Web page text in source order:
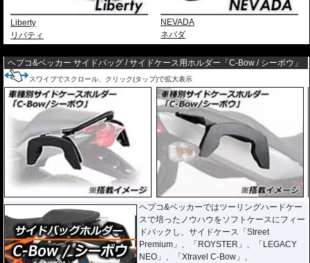
Liberty
リバティ
NEVADA
ネバダ
ヘプコ&ベッカー サイドバッグ / サイドケース用ホルダー「C-Bow / シーボウ」
スワイプでスクロール、クリック(タップ)で拡大表示
ヘプコ&ベッカーではツーリングハードケー
スで培ったノウハウをソフトケースにフィー
ドバックし、サイドケース「Street
Premium」、「ROYSTER」、「LEGACY
NEO」、「Xtravel C-Bow」、